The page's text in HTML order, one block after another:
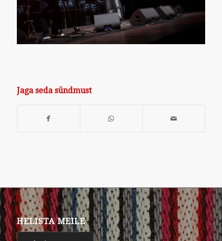
Jaga seda sündmust
HELISTA MEILE